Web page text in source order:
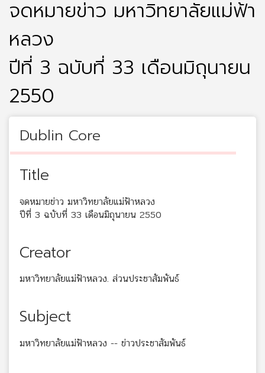
จดหมายข่าว มหาวิทยาลัยแม่ฟ้า
หลวง
ปีที่ 3 ฉบับที่ 33 เดือนมิถุนายน
2550
Dublin Core
Title
จดหมายข่าว มหาวิทยาลัยแม่ฟ้าหลวง
ปีที่ 3 ฉบับที่ 33 เดือนมิถุนายน 2550
Creator
มหาวิทยาลัยแม่ฟ้าหลวง. ส่วนประชาสัมพันธ์
Subject
มหาวิทยาลัยแม่ฟ้าหลวง -- ข่าวประชาสัมพันธ์